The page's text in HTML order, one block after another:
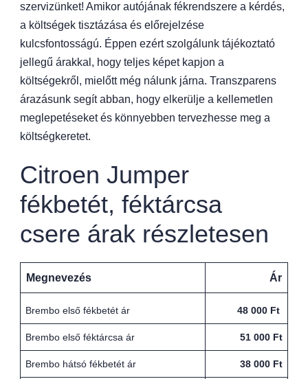
szervizünket! Amikor autójának fékrendszere a kérdés,
a költségek tisztázása és előrejelzése
kulcsfontosságú. Éppen ezért szolgálunk tájékoztató
jellegű árakkal, hogy teljes képet kapjon a
költségekről, mielőtt még nálunk járna. Transzparens
árazásunk segít abban, hogy elkerülje a kellemetlen
meglepetéseket és könnyebben tervezhesse meg a
költségkeretet.
Citroen Jumper
fékbetét, féktárcsa
csere árak részletesen
Megnevezés Ár
Brembo első fékbetét ár 48 000 Ft
Brembo első féktárcsa ár 51 000 Ft
Brembo hátsó fékbetét ár 38 000 Ft